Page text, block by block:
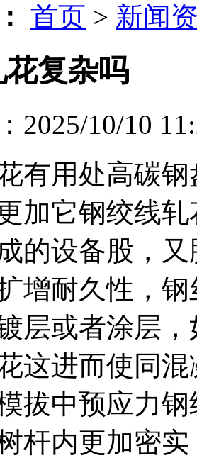
首页 > 新闻
复杂吗
2025/10/10
有用处高碳
加它钢绞线
的设备股，
增耐久性，
层或者涂层
这进而使同
拔中预应力
杆内更加密